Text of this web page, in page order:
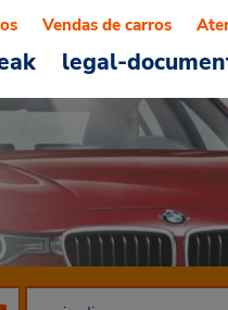
legal-
Vendas de carros